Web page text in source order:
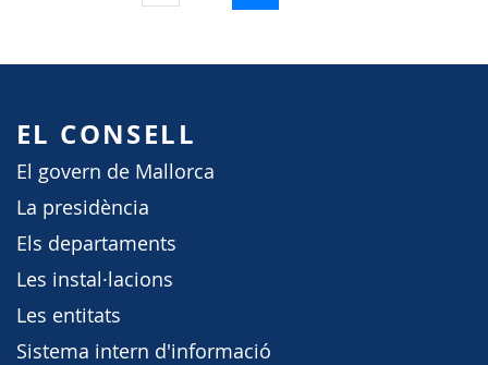
EL CONSELL
El govern de Mallorca
La presidència
Els departaments
Les instal·lacions
Les entitats
Sistema intern d'informació